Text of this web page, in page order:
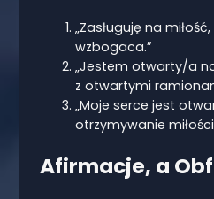
„Zasługuję na
wzbogaca.”
„Jestem otwarty/a
z otwartymi
„Moje serce jest
otrzymywanie
Afirmacje, a